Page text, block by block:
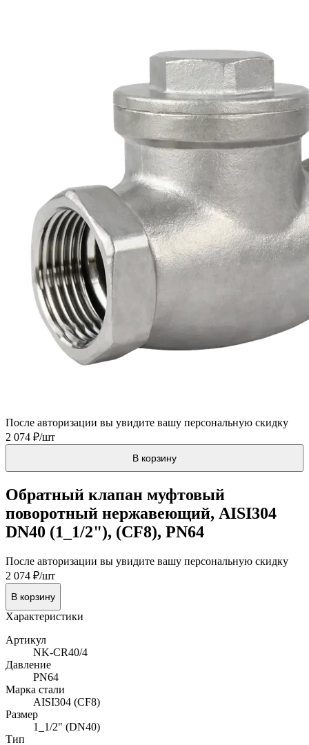
После авторизации вы увидите вашу персональную скидку
2 074 ₽/шт
В корзину
Обратный клапан муфтовый
поворотный нержавеющий, AISI304
DN40 (1_1/2"), (CF8), PN64
После авторизации вы увидите вашу персональную скидку
2 074 ₽/шт
В корзину
Характеристики
Артикул
NK-CR40/4
Давление
PN64
Марка стали
AISI304 (CF8)
Размер
1_1/2" (DN40)
Тип